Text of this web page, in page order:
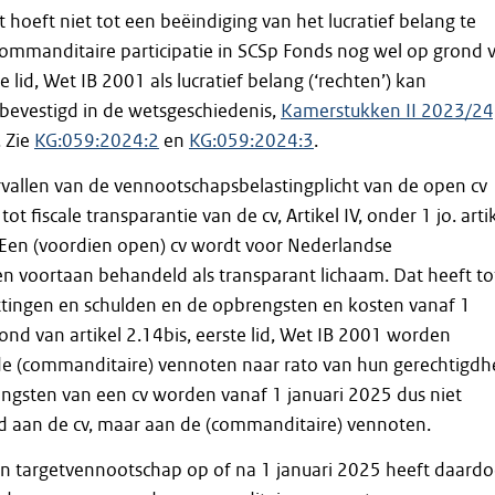
hoeft niet tot een beëindiging van het lucratief belang te
participatie in SCSp Fonds nog wel op grond
lid, Wet IB 2001 als lucratief belang (‘rechten’) kan
in de wetsgeschiedenis, Kamerstukken II 2023/
Zie KG:059:2024:2 en KG:059:2024:3.
van de vennootschapsbelastingplicht van de open cv
fiscale transparantie van de cv, Artikel IV, onder 1 jo.
(voordien open) cv wordt voor Nederlandse
voortaan behandeld als transparant lichaam. Dat heeft
en schulden en de opbrengsten en kosten vanaf 1
van artikel 2.14bis, eerste lid, Wet IB 2001 worden
(commanditaire) vennoten naar rato van hun
van een cv worden vanaf 1 januari 2025 dus niet
aan de cv, maar aan de (commanditaire) vennoten.
targetvennootschap op of na 1 januari 2025 heeft